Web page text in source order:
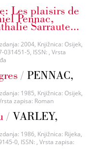
Les plaisirs de
Pennac,
Sarraute...
2004, Knjižnica: Osijek,
031451-5, ISSN: , Vrsta
/ PENNAC,
1985, Knjižnica: Osijek,
zapisa: Roman
/ VARLEY,
1986, Knjižnica: Rijeka,
0, ISSN: , Vrsta zapisa: